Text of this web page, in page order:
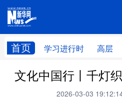
首页 学习进行时 高层
网站
学习进行时 高层
财经
文化中国行丨千灯
2026-03-03